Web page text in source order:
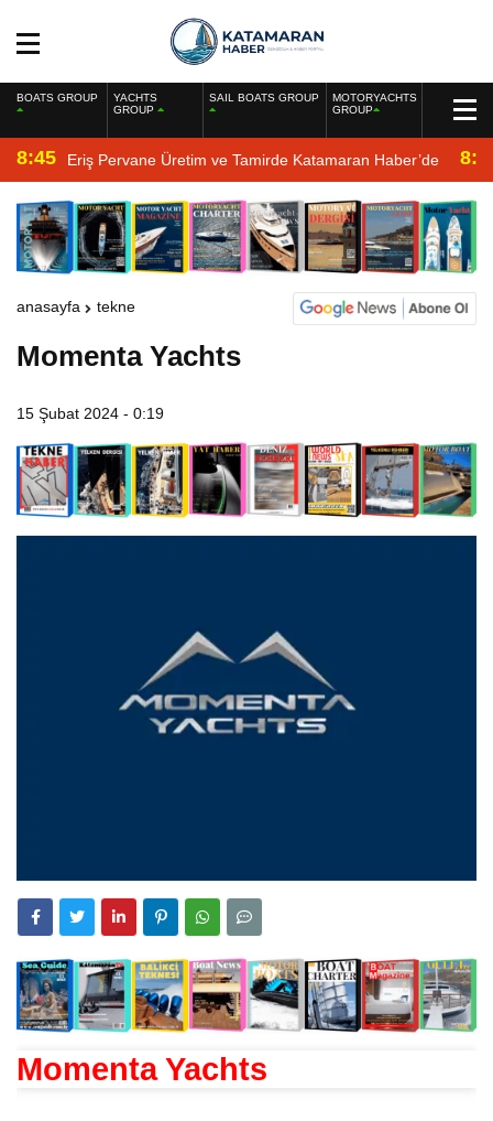
BOATS GROUP
YACHTS
GROUP
SAIL BOATS GROUP
MOTORYACHTS
GROUP
8:45 Eriş Pervane Üretim ve Tamirde Katamaran Haber’de
anasayfa tekne
Momenta Yachts
15 Şubat 2024 - 0:19
Momenta Yachts